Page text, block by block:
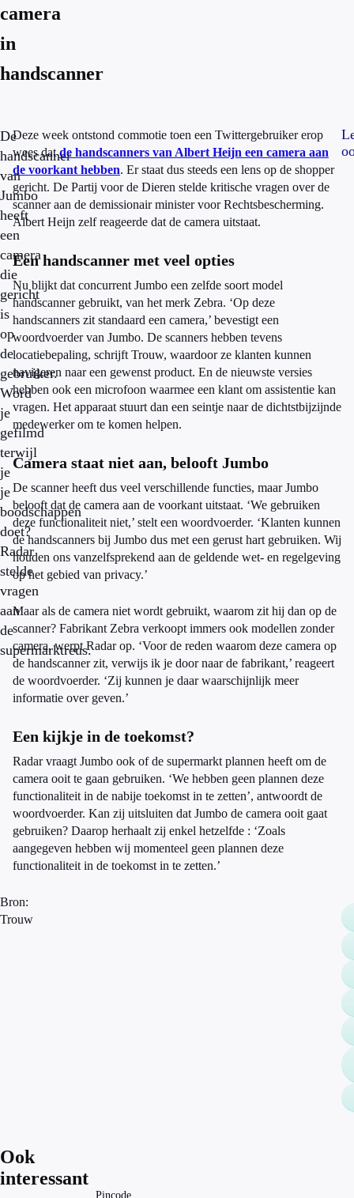
camera
in
handscanner
De
handscanner
van
Jumbo
heeft
een
camera
die
gericht
is
op
de
gebruiker.
Word
je
gefilmd
terwijl
je
je
boodschappen
doet?
Radar
stelde
vragen
aan
de
supermarktreus.
Deze week ontstond commotie toen een Twittergebruiker erop
wees datde handscanners van Albert Heijn een camera aan
de voorkant hebben. Er staat dus steeds een lens op de shopper
gericht. De Partij voor de Dieren stelde kritische vragen over de
scanner aan de demissionair minister voor Rechtsbescherming.
Albert Heijn zelf reageerde dat de camera uitstaat.
Een handscanner met veel opties
Nu blijkt dat concurrent Jumbo een zelfde soort model
handscanner gebruikt, van het merk Zebra. ‘Op deze
handscanners zit standaard een camera,’ bevestigt een
woordvoerder van Jumbo. De scanners hebben tevens
locatiebepaling, schrijft Trouw, waardoor ze klanten kunnen
navigeren naar een gewenst product. En de nieuwste versies
hebben ook een microfoon waarmee een klant om assistentie kan
vragen. Het apparaat stuurt dan een seintje naar de dichtstbijzijnde
medewerker om te komen helpen.
Camera staat niet aan, belooft Jumbo
De scanner heeft dus veel verschillende functies, maar Jumbo
belooft dat de camera aan de voorkant uitstaat. ‘We gebruiken
deze functionaliteit niet,’ stelt een woordvoerder. ‘Klanten kunnen
de handscanners bij Jumbo dus met een gerust hart gebruiken. Wij
houden ons vanzelfsprekend aan de geldende wet- en regelgeving
op het gebied van privacy.’
Maar als de camera niet wordt gebruikt, waarom zit hij dan op de
scanner? Fabrikant Zebra verkoopt immers ook modellen zonder
camera, werpt Radar op. ‘Voor de reden waarom deze camera op
de handscanner zit, verwijs ik je door naar de fabrikant,’ reageert
de woordvoerder. ‘Zij kunnen je daar waarschijnlijk meer
informatie over geven.’
Een kijkje in de toekomst?
Radar vraagt Jumbo ook of de supermarkt plannen heeft om de
camera ooit te gaan gebruiken. ‘We hebben geen plannen deze
functionaliteit in de nabije toekomst in te zetten’, antwoordt de
woordvoerder. Kan zij uitsluiten dat Jumbo de camera ooit gaat
gebruiken? Daarop herhaalt zij enkel hetzelfde : ‘Zoals
aangegeven hebben wij momenteel geen plannen deze
functionaliteit in de toekomst in te zetten.’
Bron:
Trouw
Ook
interessant
Pincode